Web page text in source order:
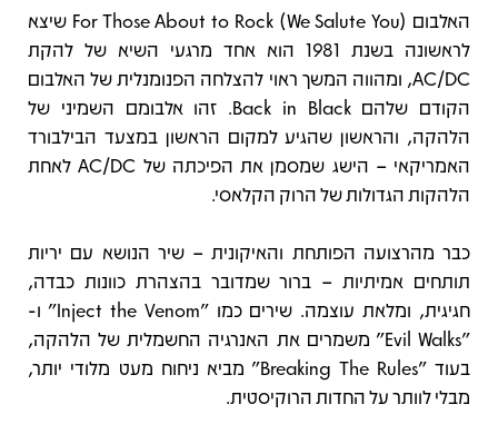
תיאור
האלבום For Those About to Rock (We Salute You) שיצא
לראשונה בשנת 1981 הוא אחד מרגעי השיא של להקת
AC/DC, ומהווה המשך ראוי להצלחה הפנומנלית של האלבום
הקודם שלהם Back in Black. זהו אלבומם השמיני של
הלהקה, והראשון שהגיע למקום הראשון במצעד הבילבורד
האמריקאי – הישג שמסמן את הפיכתה של AC/DC לאחת
הלהקות הגדולות של הרוק הקלאסי.
כבר מהרצועה הפותחת והאיקונית – שיר הנושא עם יריות
תותחים אמיתיות – ברור שמדובר בהצהרת כוונות כבדה,
חגיגית, ומלאת עוצמה. שירים כמו "Inject the Venom" ו-
"Evil Walks" משמרים את האנרגיה החשמלית של הלהקה,
בעוד "Breaking The Rules" מביא ניחוח מעט מלודי יותר,
מבלי לוותר על החדות הרוקיסטית.